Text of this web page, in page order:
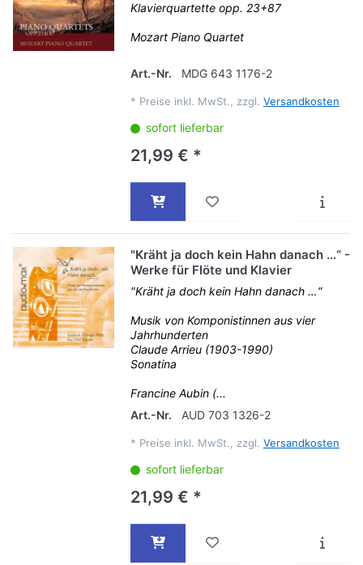
Klavierquartette opp. 23+87
Mozart Piano Quartet
Art.-Nr. MDG 643 1176-2
* Preise inkl. MwSt., zzgl. Versandkosten
sofort lieferbar
21,99 € *
"Kräht ja doch kein Hahn danach …“ -
Werke für Flöte und Klavier
"Kräht ja doch kein Hahn danach …“
Musik von Komponistinnen aus vier
Jahrhunderten
Claude Arrieu (1903-1990)
Sonatina
Francine Aubin (...
Art.-Nr.
AUD 703 1326-2
* Preise inkl. MwSt., zzgl. Versandkosten
sofort lieferbar
21,99 € *